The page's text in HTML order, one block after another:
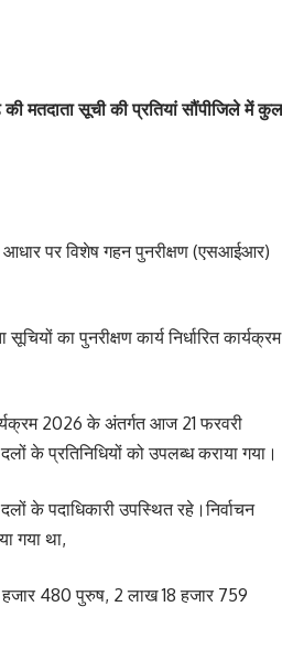
की मतदाता सूची की प्रतियां सौंपीजिले में कुल
आधार पर विशेष गहन पुनरीक्षण (एसआईआर)
का पुनरीक्षण कार्य निर्धारित कार्यक्रम
2026 के अंतर्गत आज 21 फरवरी
के प्रतिनिधियों को उपलब्ध कराया गया।
के पदाधिकारी उपस्थित रहे।निर्वाचन
गया था,
480 पुरुष, 2 लाख 18 हजार 759